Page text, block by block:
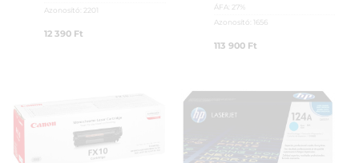
Azonosító: 2201
12 390 Ft
ÁFA:
27%
Azonosító: 1656
113 900 Ft